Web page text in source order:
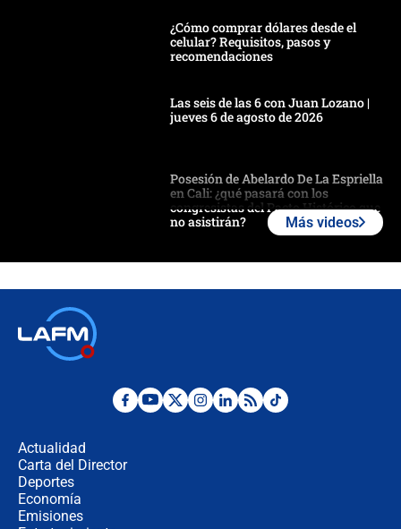
¿Cómo comprar dólares desde el
celular? Requisitos, pasos y
recomendaciones
Las seis de las 6 con Juan Lozano |
jueves 6 de agosto de 2026
Posesión de Abelardo De La Espriella
en Cali: ¿qué pasará con los
congresistas del Pacto Histórico que
no asistirán?
crece el pulso por la elección del
¿Por qué De la Espriella gobernará
Más videos
Actualidad
Carta del Director
Deportes
Economía
Emisiones